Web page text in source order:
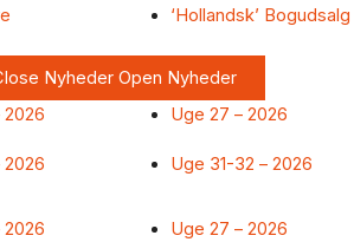
‘Hollandsk’ Bogudsalg
Nyheder Open Nyheder
2026
2026
Uge 27 – 2026
Uge 31-32 – 2026
2026
Uge 27 – 2026